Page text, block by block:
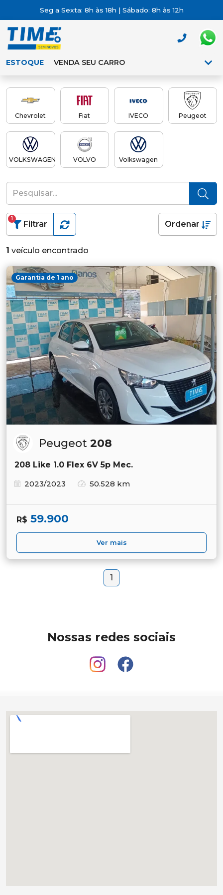
Seg a Sexta: 8h às 18h | Sábado: 8h às 12h
ESTOQUE VENDA SEU CARRO
Chevrolet Fiat IVECO Peugeot
VOLKSWAGEN VOLVO Volkswagen
Filtrar
1
Ordenar
1 veículo encontrado
Garantia de 1 ano
Peugeot 208
208 Like 1.0 Flex 6V 5p Mec.
2023/2023
50.528 km
R$ 59.900
Ver mais
1
Nossas redes sociais